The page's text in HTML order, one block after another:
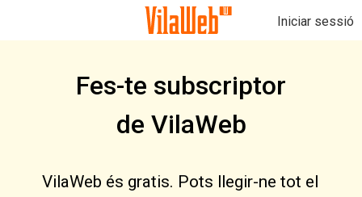
Iniciar sessió
Fes-te subscriptor
de VilaWeb
VilaWeb és gratis. Pots llegir-ne tot el